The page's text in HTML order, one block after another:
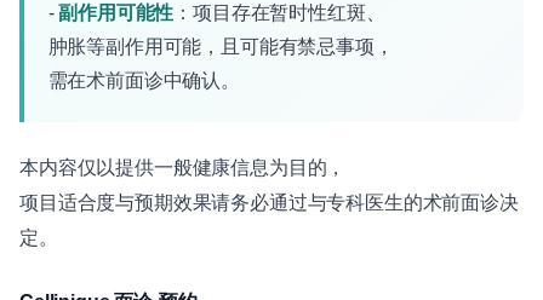
-副作用可能性 ：项目存在暂时性红斑、
肿胀等副作用可能，且可能有禁忌事项，
需在术前面诊中确认。
本内容仅以提供一般健康信息为目的，
项目适合度与预期效果请务必通过与专科医生的术前面诊决
定。